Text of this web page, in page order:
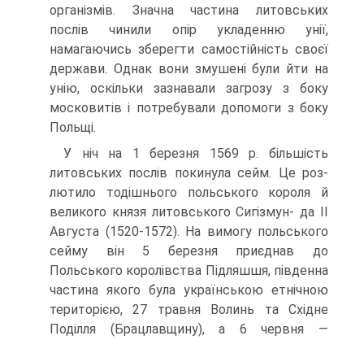
організмів. Значна частина литов­ських
послів чинили опір укладенню унії,
намагаючись зберегти самостійність своєї
держави. Однак вони змушені були йти на
унію, оскільки зазнавали загрозу з боку
московитів і потребували допомоги з боку
Польщі.
У ніч на 1 березня 1569 р. більшість
литовських послів покинула сейм. Це роз­
лютило тодішнього польського короля й
великого князя литовського Сигізмун- да II
Августа (1520-1572). На вимогу польського
сейму він 5 березня приєднав до
Польського королівства Підляшшя, південна
частина якого була українською ет­нічною
територією, 27 травня Волинь та Східне
Поділля (Брацлавщину), а 6 черв­ня —